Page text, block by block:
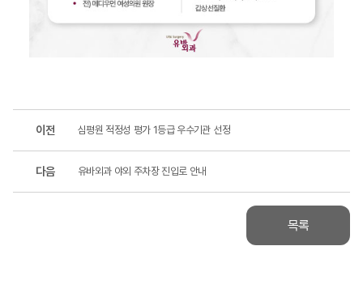
이전 심평원 적정성 평가 1등급 우수기관 선정
다음 유바외과 야외 주차장 진입로 안내
목록